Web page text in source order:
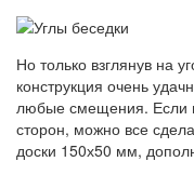
Но только взглянув на
конструкция очень
любые смещения. Если
сторон, можно все
доски 150х50 мм,